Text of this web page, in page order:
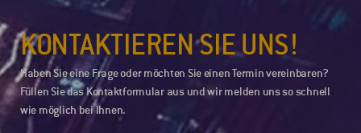
KONTAKTIEREN SIE UNS!
Haben Sie eine Frage oder möchten Sie einen Termin vereinbaren?
Füllen Sie das Kontaktformular aus und wir melden uns so schnell
wie möglich bei Ihnen.